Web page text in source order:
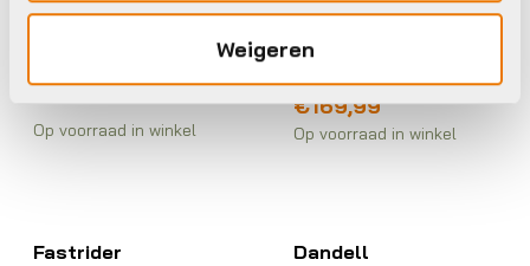
Weigeren
MIK BLACK/GREY
Op voorraad in winkel
Basil TAS BAS
DUBBEL SOHO MIK
€169,99
Op voorraad in winkel
Fastrider Dandell